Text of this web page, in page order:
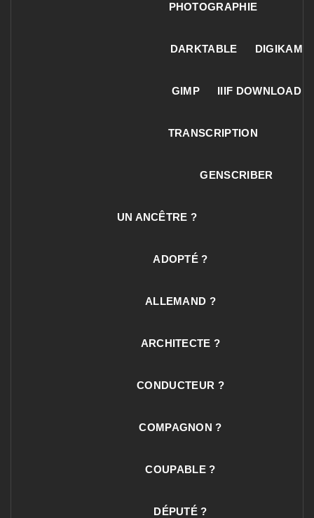
PHOTOGRAPHIE
DARKTABLE DIGIKAM
GIMP IIIF DOWNLOAD
TRANSCRIPTION
GENSCRIBER
UN ANCÊTRE ?
ADOPTÉ ?
ALLEMAND ?
ARCHITECTE ?
CONDUCTEUR ?
COMPAGNON ?
COUPABLE ?
DÉPUTÉ ?